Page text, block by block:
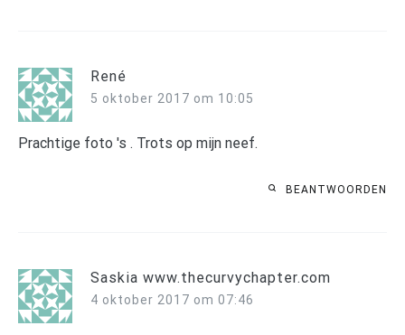
René
5 oktober 2017 om 10:05
Prachtige foto 's . Trots op mijn neef.
BEANTWOORDEN
Saskia www.thecurvychapter.com
4 oktober 2017 om 07:46